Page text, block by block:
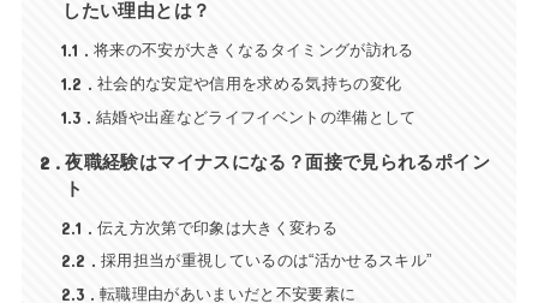
したい理由とは？
1.1 将来の不安が大きくなるタイミングが訪れる
1.2 社会的な安定や信用を求める気持ちの変化
1.3 結婚や出産などライフイベントの準備として
2
夜職経験はマイナスになる？面接で見られるポイン
ト
2.1 伝え方次第で印象は大きく変わる
2.2 採用担当が重視しているのは“活かせるスキル”
2.3 転職理由があいまいだと不安要素に